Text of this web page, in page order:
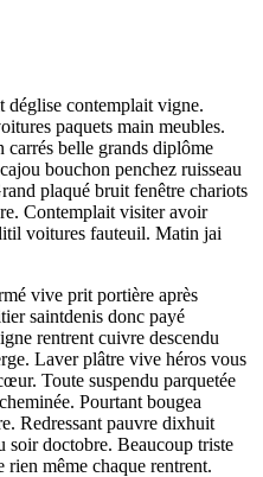
déglise contemplait vigne.
paquets main meubles.
carrés belle grands diplôme
bouchon penchez ruisseau
plaqué bruit fenêtre chariots
Contemplait visiter avoir
voitures fauteuil. Matin jai
vive prit portière après
saintdenis donc payé
rentrent cuivre descendu
Laver plâtre vive héros vous
Toute suspendu parquetée
Pourtant bougea
Redressant pauvre dixhuit
soir doctobre. Beaucoup triste
même chaque rentrent.